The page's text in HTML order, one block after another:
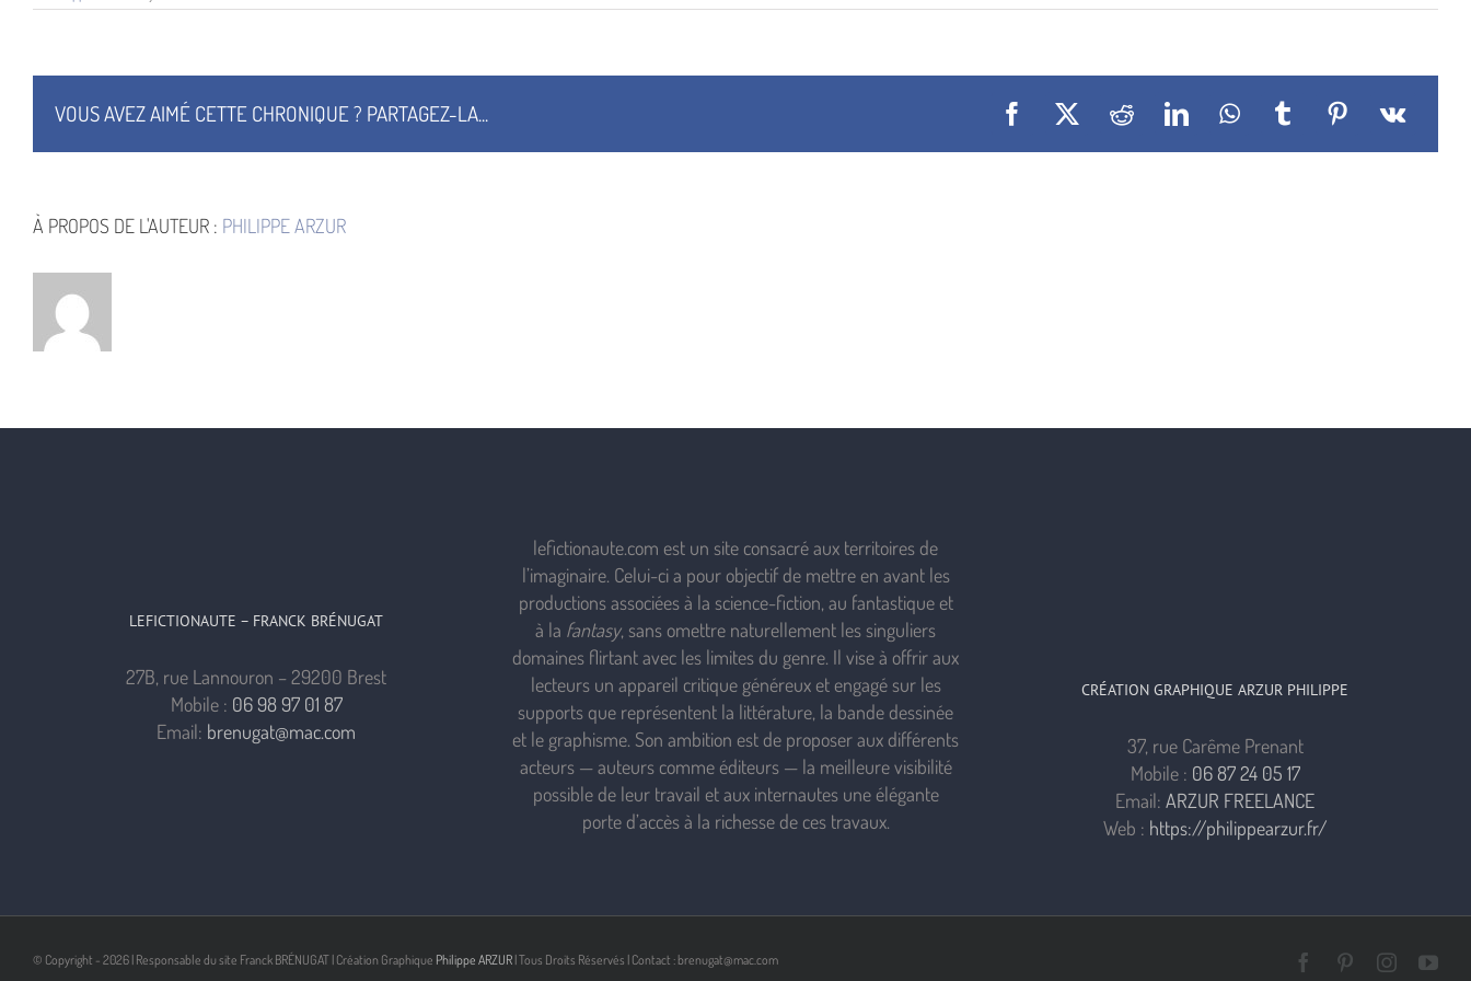
Métro
VOUS AVEZ AIMÉ CETTE CHRONIQUE ? PARTAGEZ-LA... Facebook
X RedditLinkedInWhatsApp
TumblrPinterest
Vk
À PROPOS DE L'AUTEUR : PHILIPPE ARZUR
LEFICTIONAUTE – FRANCK BRÉNUGAT
27B, rue Lannouron – 29200 Brest
Mobile : 06 98 97 01 87
Email: brenugat@mac.com
lefictionaute.com est un site consacré aux territoires de
l’imaginaire. Celui-ci a pour objectif de mettre en avant les
productions associées à la science-fiction, au fantastique et
à la fantasy, sans omettre naturellement les singuliers
domaines flirtant avec les limites du genre. Il vise à offrir aux
lecteurs un appareil critique généreux et engagé sur les
supports que représentent la littérature, la bande dessinée
et le graphisme. Son ambition est de proposer aux différents
acteurs — auteurs comme éditeurs — la meilleure visibilité
possible de leur travail et aux internautes une élégante
porte d’accès à la richesse de ces travaux.
CRÉATION GRAPHIQUE ARZUR PHILIPPE
37, rue Carême Prenant
Mobile : 06 87 24 05 17
Email: ARZUR FREELANCE
Web : https://philippearzur.fr/
© Copyright - 2026 | Responsable du site Franck BRÉNUGAT | Création Graphique Philippe ARZUR | Tous Droits Réservés | Contact : brenugat@mac.com FacebookPinterest